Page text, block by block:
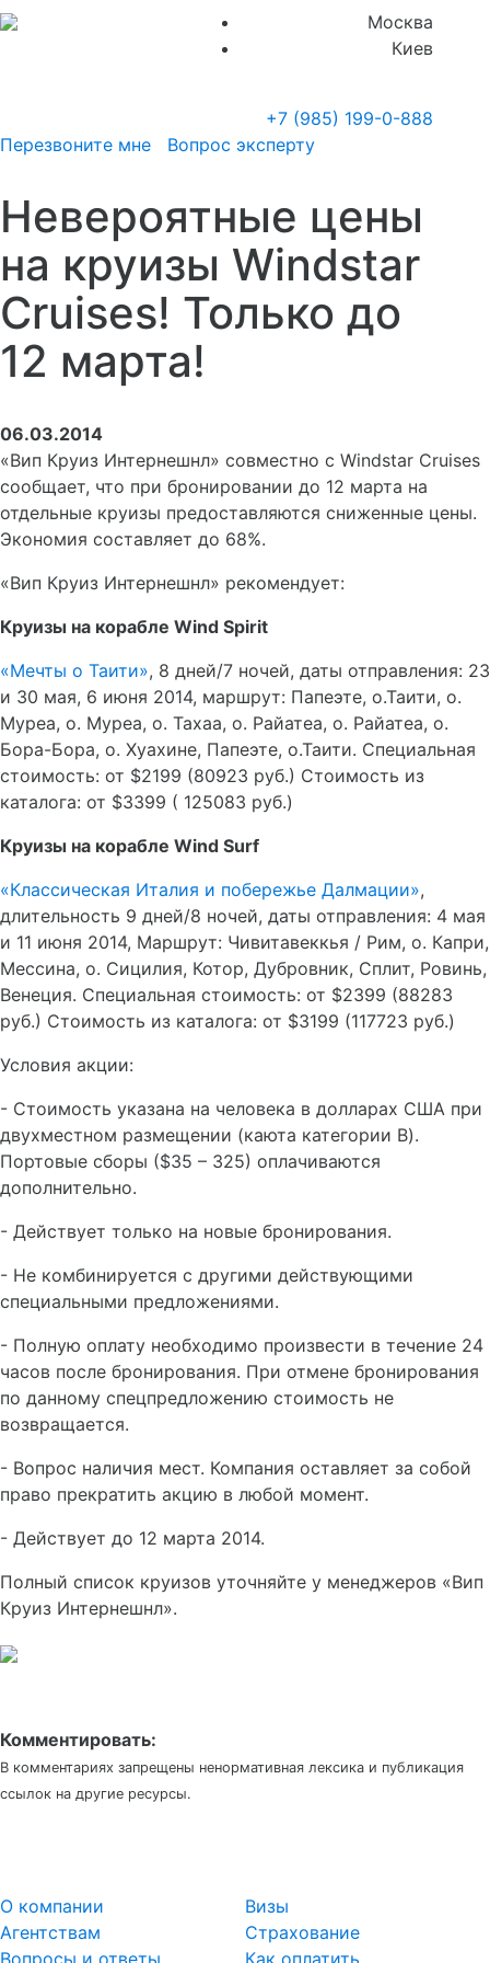
Москва
Киев
+7 (985) 199-0-888
Перезвоните мне
Вопрос эксперту
Невероятные цены
на круизы Windstar
Cruises! Только до
12 марта!
06.03.2014
«Вип Круиз Интернешнл» совместно с Windstar Cruises
сообщает, что при бронировании до 12 марта на
отдельные круизы предоставляются сниженные цены.
Экономия составляет до 68%.
«Вип Круиз Интернешнл» рекомендует:
Круизы на корабле Wind Spirit
«Мечты о Таити», 8 дней/7 ночей, даты отправления: 23
и 30 мая, 6 июня 2014, маршрут: Папеэте, о.Таити, о.
Муреа, о. Муреа, о. Тахаа, о. Райатеа, о. Райатеа, о.
Бора-Бора, о. Хуахине, Папеэте, о.Таити. Специальная
стоимость: от $2199 (80923 руб.) Стоимость из
каталога: от $3399 ( 125083 руб.)
Круизы на корабле Wind Surf
«Классическая Италия и побережье Далмации»,
длительность 9 дней/8 ночей, даты отправления: 4 мая
и 11 июня 2014, Маршрут: Чивитавеккья / Рим, о. Капри,
Мессина, о. Сицилия, Котор, Дубровник, Сплит, Ровинь,
Венеция. Специальная стоимость: от $2399 (88283
руб.) Стоимость из каталога: от $3199 (117723 руб.)
Условия акции:
- Стоимость указана на человека в долларах США при
двухместном размещении (каюта категории B).
Портовые сборы ($35 – 325) оплачиваются
дополнительно.
- Действует только на новые бронирования.
- Не комбинируется с другими действующими
специальными предложениями.
- Полную оплату необходимо произвести в течение 24
часов после бронирования. При отмене бронирования
по данному спецпредложению стоимость не
возвращается.
- Вопрос наличия мест. Компания оставляет за собой
право прекратить акцию в любой момент.
- Действует до 12 марта 2014.
Полный список круизов уточняйте у менеджеров «Вип
Круиз Интернешнл».
Комментировать:
В комментариях запрещены ненормативная лексика и публикация
ссылок на другие ресурсы.
О компании
Агентствам
Визы
Страхование